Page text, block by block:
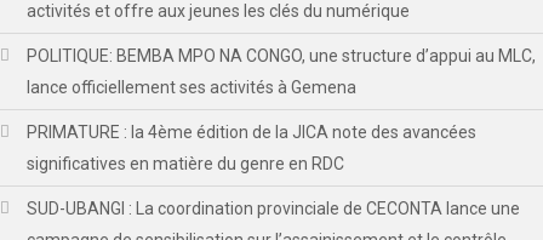
activités et offre aux jeunes les clés du numérique
POLITIQUE: BEMBA MPO NA CONGO, une structure d’appui au MLC,
lance officiellement ses activités à Gemena
PRIMATURE : la 4ème édition de la JICA note des avancées
significatives en matière du genre en RDC
SUD-UBANGI : La coordination provinciale de CECONTA lance une